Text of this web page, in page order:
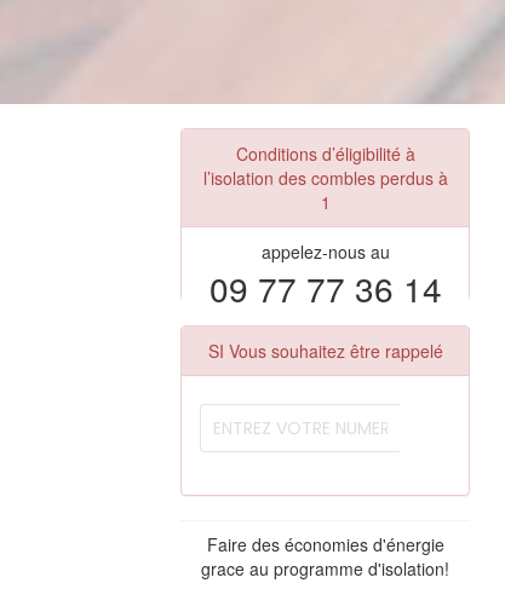
Conditions d’éligibilité à
l’isolation des combles perdus à
1
appelez-nous au
09 77 77 36 14
SI Vous souhaitez être rappelé
Faire des économies d'énergie
grace au programme d'isolation!